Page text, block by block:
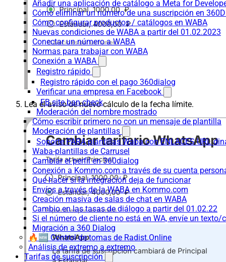
Añadir una aplicación de catálogo a Meta for
Cómo eliminar un número de una suscripción en
Cómo configurar productos / catálogos en WABA
Nuevas condiciones de WABA a partir del 01.02.2023
Conectar un número a WABA
Normas para trabajar con WABA
Conexión a WABA
Registro rápido
Registro rápido con el pago 360dialog
Verificar una empresa en Facebook
FB site ban check
Moderación del nombre mostrado
Cómo escribir primero no con un mensaje de plantilla
Moderación de plantillas
Soporte PARA plantillas Waba con ENLACES URL
Waba-plantillas de Carrusel
Cambiar el perfil en 360dialog
Conexión a Kommo.com a través de su cuenta
Qué hacer si la integración deja de funcionar
Envíos a través de la WABA en Kommo.com
Creación masiva de salas de chat en WABA
Cambio en las tasas de diálogo a partir del 01.02.22
Si el número de cliente no está en WA, envíe un
Migración a 360 Dialog
🔥🆕 Control de tomas de Radist.Online
Análisis de extremo a extremo
Tarifas de suscripción
Lea el aviso de nuevo cálculo de la fecha límite.